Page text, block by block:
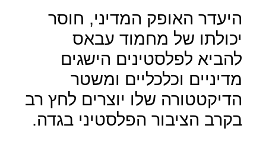
היעדר האופק המדיני, חוסר
יכולתו של מחמוד עבאס
להביא לפלסטינים הישגים
מדיניים וכלכליים ומשטר
הדיקטטורה שלו יוצרים לחץ רב
בקרב הציבור הפלסטיני בגדה.